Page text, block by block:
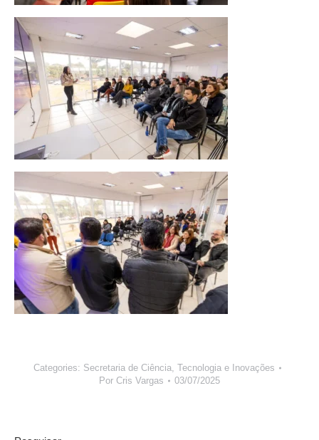
Categories: Secretaria de Ciência, Tecnologia e Inovações
Por Cris Vargas 03/07/2025